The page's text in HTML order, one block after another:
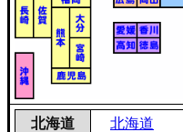
北海道 北海道